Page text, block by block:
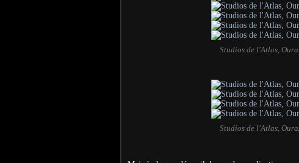
Studios de l'Atlas,
Studios de l'Atlas,